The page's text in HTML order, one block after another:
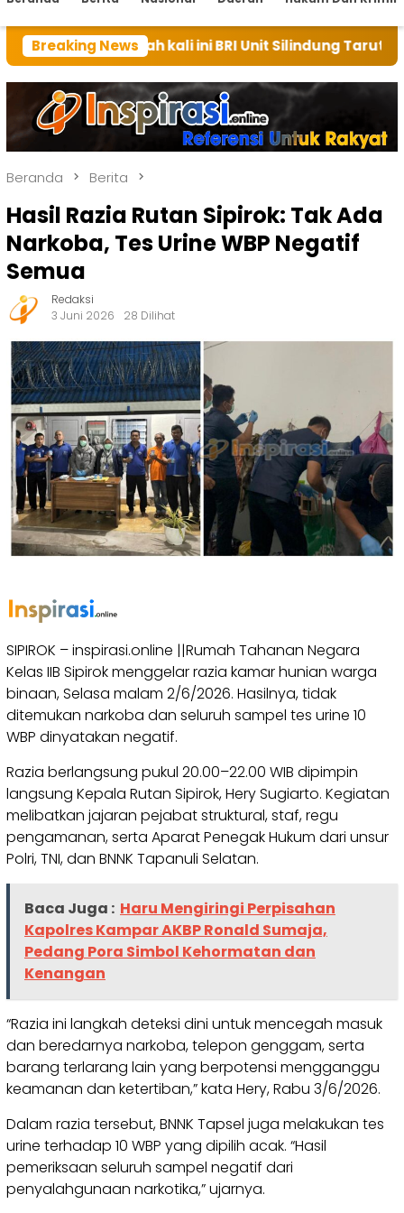
Breaking News
kali ini BRI Unit Silindung Tarutung Ingatkan
Beranda Berita
Hasil Razia Rutan Sipirok: Tak Ada
Narkoba, Tes Urine WBP Negatif
Semua
Redaksi
3 Juni 2026
28 Dilihat
SIPIROK – inspirasi.online ||Rumah Tahanan Negara
Kelas IIB Sipirok menggelar razia kamar hunian warga
binaan, Selasa malam 2/6/2026. Hasilnya, tidak
ditemukan narkoba dan seluruh sampel tes urine 10
WBP dinyatakan negatif.
Razia berlangsung pukul 20.00–22.00 WIB dipimpin
langsung Kepala Rutan Sipirok, Hery Sugiarto. Kegiatan
melibatkan jajaran pejabat struktural, staf, regu
pengamanan, serta Aparat Penegak Hukum dari unsur
Polri, TNI, dan BNNK Tapanuli Selatan.
Baca Juga : Haru Mengiringi Perpisahan
Kapolres Kampar AKBP Ronald Sumaja,
Pedang Pora Simbol Kehormatan dan
Kenangan
“Razia ini langkah deteksi dini untuk mencegah masuk
dan beredarnya narkoba, telepon genggam, serta
barang terlarang lain yang berpotensi mengganggu
keamanan dan ketertiban,” kata Hery, Rabu 3/6/2026.
Dalam razia tersebut, BNNK Tapsel juga melakukan tes
urine terhadap 10 WBP yang dipilih acak. “Hasil
pemeriksaan seluruh sampel negatif dari
penyalahgunaan narkotika,” ujarnya.